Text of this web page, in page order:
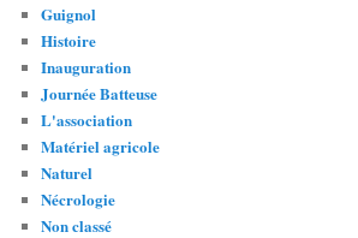
Guignol
Histoire
Inauguration
Journée Batteuse
L'association
Matériel agricole
Naturel
Nécrologie
Non classé